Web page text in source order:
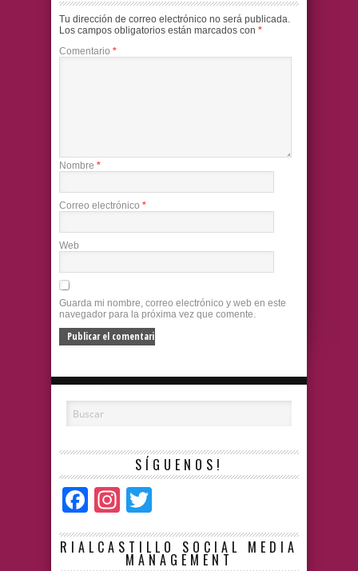
Tu dirección de correo electrónico no será publicada.
Los campos obligatorios están marcados con *
Comentario *
Nombre *
Correo electrónico *
Web
Guarda mi nombre, correo electrónico y web en este
navegador para la próxima vez que comente.
SÍGUENOS!
Facebook
Instagram
RIALCASTILLO SOCIAL MEDIA
MANAGEMENT